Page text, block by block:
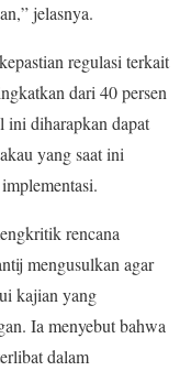
jelasnya.
regulasi terkait
dari 40 persen
ini diharapkan dapat
yang saat ini
rencana
mengusulkan agar
kajian yang
Ia menyebut bahwa
dalam